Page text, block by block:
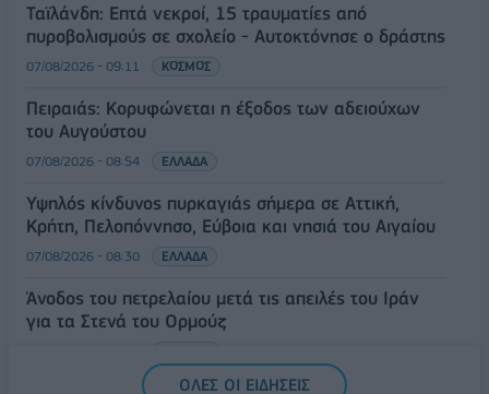
Ταϊλάνδη: Επτά νεκροί, 15 τραυματίες από
πυροβολισμούς σε σχολείο - Αυτοκτόνησε ο δράστης
07/08/2026 - 09:11 ΚΟΣΜΟΣ
Πειραιάς: Κορυφώνεται η έξοδος των αδειούχων
του Αυγούστου
07/08/2026 - 08:54 ΕΛΛΑΔΑ
Υψηλός κίνδυνος πυρκαγιάς σήμερα σε Αττική,
Κρήτη, Πελοπόννησο, Εύβοια και νησιά του Αιγαίου
07/08/2026 - 08:30 ΕΛΛΑΔΑ
Άνοδος του πετρελαίου μετά τις απειλές του Ιράν
για τα Στενά του Ορμούζ
ΟΛΕΣ ΟΙ ΕΙΔΗΣΕΙΣ